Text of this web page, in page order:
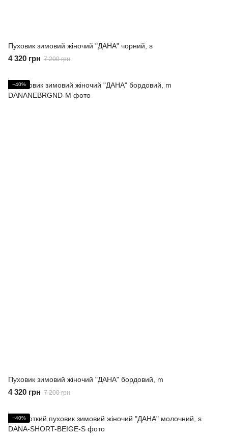
Пуховик зимовий жіночий "ДАНА" чорний, s
4 320 грн 7 200 грн
−40%
Пуховик зимовий жіночий "ДАНА" бордовий, m
4 320 грн 7 200 грн
−40%